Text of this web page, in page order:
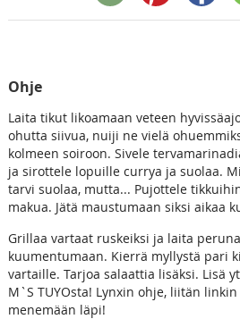
Ohje
Laita tikut likoamaan veteen
ohutta siivua, nuiji ne vielä
kolmeen soiroon. Sivele
ja sirottele lopuille currya ja suolaa.
tarvi suolaa, mutta... Pujottele
makua. Jätä maustumaan siksi aikaa
Grillaa vartaat ruskeiksi ja laita
kuumentumaan. Kierrä myllystä pari
vartaille. Tarjoa salaattia lisäksi. Lisä
M`S TUYOsta! Lynxin ohje, liitän
menemään läpi!